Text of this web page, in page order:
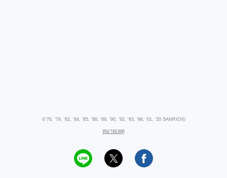
©'76, '79, '82, '84, '85, '88, '89, '90, '92, '93, '96, '01, '20 SANRIOⒽ
หมายเหตุ